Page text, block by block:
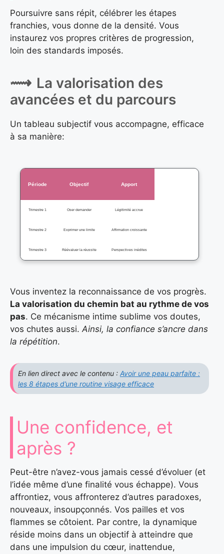
Poursuivre sans répit, célébrer les étapes
franchies, vous donne de la densité. Vous
instaurez vos propres critères de progression,
loin des standards imposés.
La valorisation des
avancées et du parcours
Un tableau subjectif vous accompagne, efficace
à sa manière:
Période Objectif Apport
Trimestre 1 Oser demander Légitimité accrue
Trimestre 2 Exprimer une limite Affirmation croissante
Trimestre 3 Réévaluer la réussite Perspectives inédites
Vous inventez la reconnaissance de vos progrès.
La valorisation du chemin bat au rythme de vos
pas. Ce mécanisme intime sublime vos doutes,
vos chutes aussi.Ainsi, la confiance s’ancre dans
la répétition.
En lien direct avec le contenu : Avoir une peau parfaite :
les 8 étapes d’une routine visage efficace
Une confidence, et
après ?
Peut-être n’avez-vous jamais cessé d’évoluer (et
l’idée même d’une finalité vous échappe). Vous
affrontiez, vous affronterez d’autres paradoxes,
nouveaux, insoupçonnés. Vos pailles et vos
flammes se côtoient. Par contre, la dynamique
réside moins dans un objectif à atteindre que
dans une impulsion du cœur, inattendue,